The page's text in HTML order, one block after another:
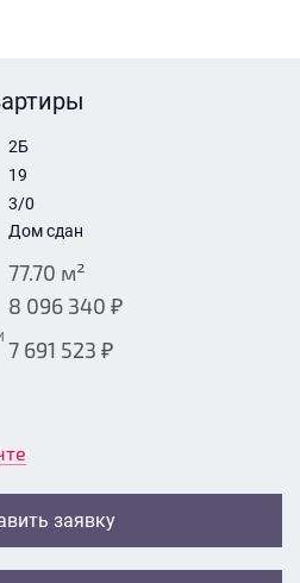
2Б
19
3/0
Дом сдан
77.70 м²
8 096 340 ₽
7 691 523 ₽
заявку